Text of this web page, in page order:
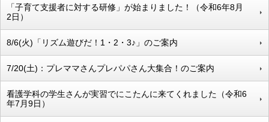
「子育て支援者に対する研修」が始まりました！（令和6年8月
2日）
8/6(火)「リズム遊びだ！1・2・3♪」のご案内
7/20(土)：プレママさんプレパパさん大集合！のご案内
看護学科の学生さんが実習でにこたんに来てくれました（令和6
年7月9日）